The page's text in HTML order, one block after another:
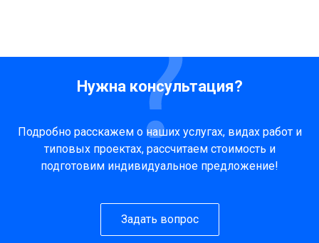
Нужна консультация?
Подробно расскажем о наших услугах, видах работ и
типовых проектах, рассчитаем стоимость и
подготовим индивидуальное предложение!
Задать вопрос